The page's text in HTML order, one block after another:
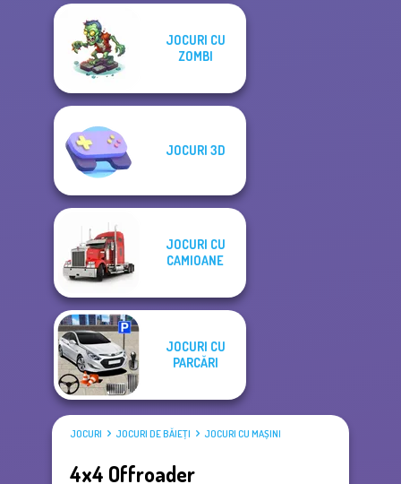
JOCURI CU
ZOMBI
JOCURI 3D
JOCURI CU
CAMIOANE
JOCURI CU
PARCĂRI
JOCURI JOCURI DE BĂIEŢI JOCURI CU MAȘINI
4x4 Offroader